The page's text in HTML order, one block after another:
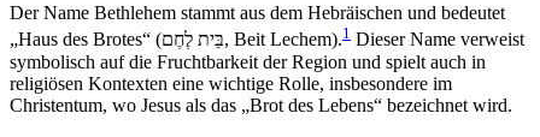
Der Name Bethlehem stammt aus dem Hebräischen und bedeutet
„Haus des Brotes“ (בֵּית לֶחֶם, Beit Lechem).1 Dieser Name verweist
symbolisch auf die Fruchtbarkeit der Region und spielt auch in
religiösen Kontexten eine wichtige Rolle, insbesondere im
Christentum, wo Jesus als das „Brot des Lebens“ bezeichnet wird.